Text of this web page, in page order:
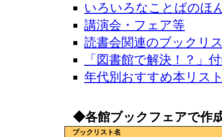
いろいろなことばのほ
講演会・フェア等
読書会関連のブックリ
「図書館で解決！？」
年代別おすすめ本リス
◆各館ブックフェアで作
ブックリスト名